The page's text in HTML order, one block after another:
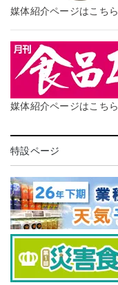
媒体紹介ページはこちら
媒体紹介ページはこちら
特設ページ